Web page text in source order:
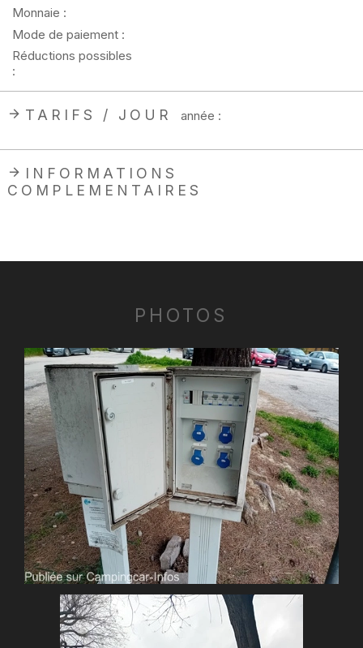
Monnaie :
Mode de paiement :
Réductions possibles
:
TARIFS / JOUR année :
INFORMATIONS
COMPLEMENTAIRES
PHOTOS